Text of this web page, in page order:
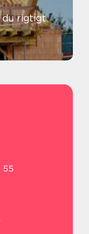
du rigtigt